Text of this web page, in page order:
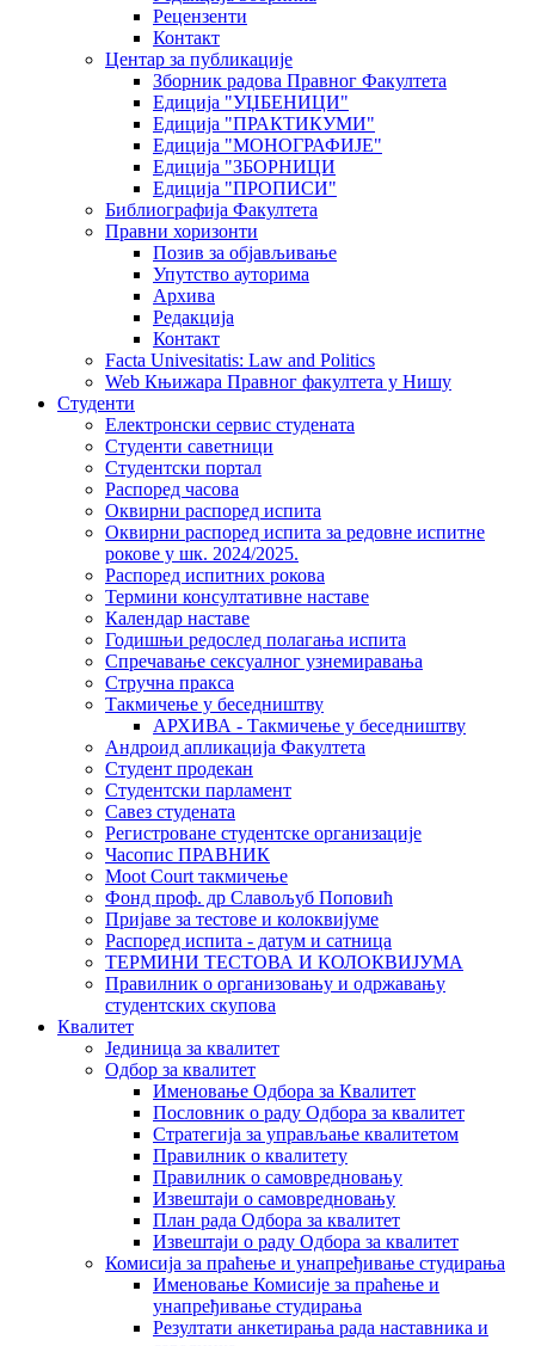
Рецензенти
Контакт
Центар за публикације
Зборник радова Правног Факултета
Едиција "УЏБЕНИЦИ"
Едиција "ПРАКТИКУМИ"
Едиција "МОНОГРАФИЈЕ"
Едиција "ЗБОРНИЦИ
Едиција "ПРОПИСИ"
Библиографија Факултета
Правни хоризонти
Позив за објављивање
Упутство ауторима
Архива
Редакција
Контакт
Facta Univesitatis: Law and Politics
Web Књижара Правног факултета у Нишу
Студенти
Електронски сервис студената
Студенти саветници
Студентски портал
Распоред часова
Оквирни распоред испита
Оквирни распоред испита за редовне испитне
рокове у шк. 2024/2025.
Распоред испитних рокова
Термини консултативне наставе
Календар наставе
Годишњи редослед полагања испита
Спречавање сексуалног узнемиравања
Стручна пракса
Такмичење у беседништву
АРХИВА - Такмичење у беседништву
Андроид апликација Факултета
Студент продекан
Студентски парламент
Савез студената
Регистроване студентске организације
Часопис ПРАВНИК
Moot Court такмичење
Фонд проф. др Славољуб Поповић
Пријаве за тестове и колоквијуме
Распоред испита - датум и сатница
ТЕРМИНИ ТЕСТОВА И КОЛОКВИЈУМА
Правилник о организовању и одржавању
студентских скупова
Квалитет
Јединица за квалитет
Одбор за квалитет
Именовање Одбора за Квалитет
Пословник о раду Одбора за квалитет
Стратегија за управљање квалитетом
Правилник о квалитету
Правилник о самовредновању
Извештаји о самовредновању
План рада Одбора за квалитет
Извештаји о раду Одбора за квалитет
Комисија за праћење и унапређивање студирања
Именовање Комисије за праћење и
унапређивање студирања
Резултати анкетирања рада наставника и